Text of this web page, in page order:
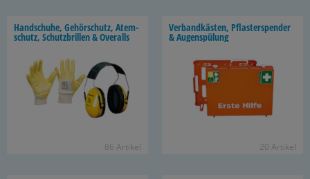
Hand­schu­he, Ge­hör­schutz, Atem­
schutz, Schutz­bril­len & Over­alls
86 Ar­ti­kel
Ver­band­käs­ten, Pflas­ter­spen­der
& Au­gen­spü­lung
20 Ar­ti­kel